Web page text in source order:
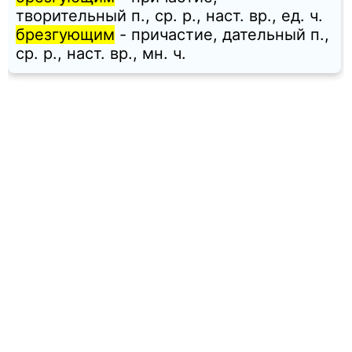
творительный п., ср. p., наст. вр., ед. ч.
брезгующим - причастие, дательный п.,
ср. p., наст. вр., мн. ч.